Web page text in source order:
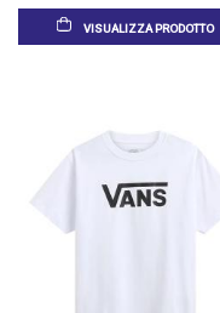
VISUALIZZA PRODOTTO